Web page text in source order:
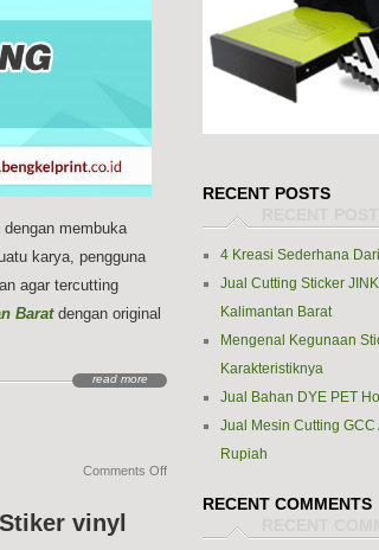
membuka
karya, pengguna
agar tercutting
Baratdengan original
read more
vinyl
Comments Offon
Kegunaan
RECENT POSTS
4 Kreasi Sederhana
Jual Cutting Sticker
Kalimantan Barat
Mengenal Kegunaan
Karakteristiknya
Jual Bahan DYE PET
Jual Mesin Cutting
Rupiah
RECENT COMMENTS